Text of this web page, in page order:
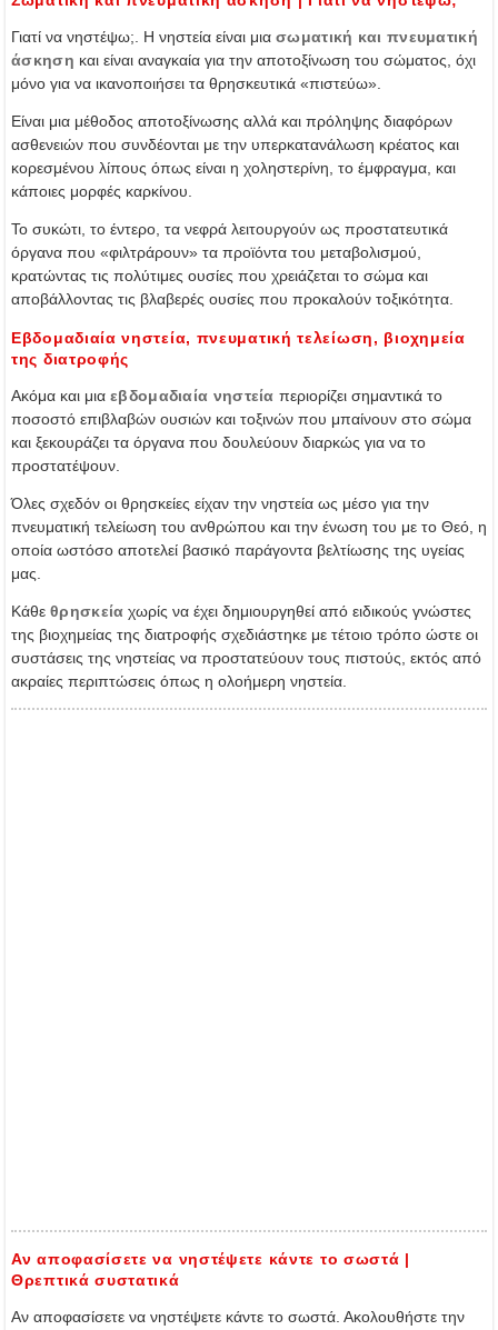
Γιατί να νηστέψω;. Η νηστεία είναι μια σωματική και πνευματική
άσκηση και είναι αναγκαία για την αποτοξίνωση του σώματος, όχι
μόνο για να ικανοποιήσει τα θρησκευτικά «πιστεύω».
Είναι μια μέθοδος αποτοξίνωσης αλλά και πρόληψης διαφόρων
ασθενειών που συνδέονται με την υπερκατανάλωση κρέατος και
κορεσμένου λίπους όπως είναι η χοληστερίνη, το έμφραγμα, και
κάποιες μορφές καρκίνου.
Το συκώτι, το έντερο, τα νεφρά λειτουργούν ως προστατευτικά
όργανα που «φιλτράρουν» τα προϊόντα του μεταβολισμού,
κρατώντας τις πολύτιμες ουσίες που χρειάζεται το σώμα και
αποβάλλοντας τις βλαβερές ουσίες που προκαλούν τοξικότητα.
Εβδομαδιαία νηστεία, πνευματική τελείωση, βιοχημεία
της διατροφής
Ακόμα και μια εβδομαδιαία νηστεία περιορίζει σημαντικά το
ποσοστό επιβλαβών ουσιών και τοξινών που μπαίνουν στο σώμα
και ξεκουράζει τα όργανα που δουλεύουν διαρκώς για να το
προστατέψουν.
Όλες σχεδόν οι θρησκείες είχαν την νηστεία ως μέσο για την
πνευματική τελείωση του ανθρώπου και την ένωση του με το Θεό, η
οποία ωστόσο αποτελεί βασικό παράγοντα βελτίωσης της υγείας
μας.
Κάθε θρησκεία χωρίς να έχει δημιουργηθεί από ειδικούς γνώστες
της βιοχημείας της διατροφής σχεδιάστηκε με τέτοιο τρόπο ώστε οι
συστάσεις της νηστείας να προστατεύουν τους πιστούς, εκτός από
ακραίες περιπτώσεις όπως η ολοήμερη νηστεία.
Αν αποφασίσετε να νηστέψετε κάντε το σωστά |
Θρεπτικά συστατικά
Αν αποφασίσετε να νηστέψετε κάντε το σωστά. Ακολουθήστε την